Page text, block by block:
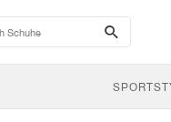
search-
btn